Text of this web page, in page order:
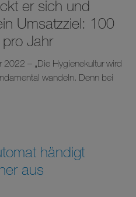
er sich und
Umsatzziel: 100
Jahr
– „Die Hygienekultur wird
wandeln. Denn bei
händigt
aus